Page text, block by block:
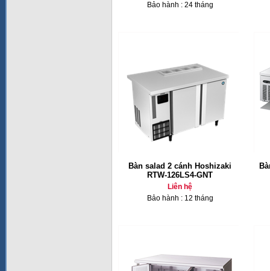
Bảo hành : 24 tháng
Bàn salad 2 cánh Hoshizaki
RTW-126LS4-GNT
Liên hệ
Bảo hành : 12 tháng